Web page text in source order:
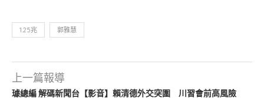
1.25兆 郭雅慧
上一篇報導
璩總編 解碼新聞台【影音】賴清德外交突圍 川習會前高風險